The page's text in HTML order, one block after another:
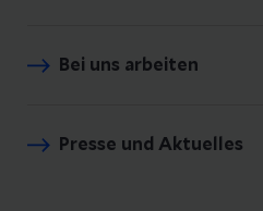
Bei uns arbeiten
Presse und Aktuelles